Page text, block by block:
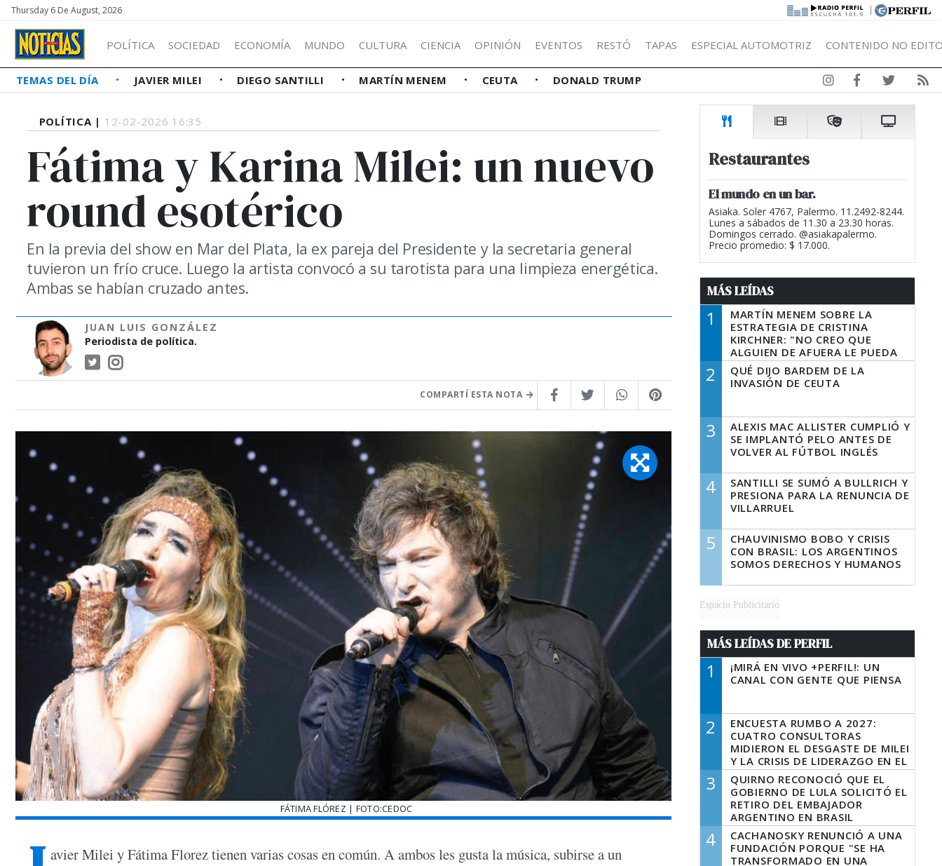
Thursday 6 De August, 2026 |
POLÍTICA SOCIEDAD ECONOMÍA MUNDO CULTURA CIENCIA OPINIÓN EVENTOS RESTÓ TAPAS ESPECIAL AUTOMOTRIZ CONTENIDO NO
TEMAS DEL DÍA JAVIER MILEI DIEGO SANTILLI MARTÍN MENEM CEUTA DONALD TRUMP
POLÍTICA | 12-02-2026 16:35
Fátima y Karina Milei: un nuevo
round esotérico
En la previa del show en Mar del Plata, la ex pareja del Presidente y la secretaria general
tuvieron un frío cruce. Luego la artista convocó a su tarotista para una limpieza energética.
Ambas se habían cruzado antes.
JUAN LUIS GONZÁLEZ
Periodista de política.
COMPARTÍ ESTA NOTA
FÁTIMA FLÓREZ | FOTO:CEDOC
avier Milei y Fátima Florez tienen varias cosas en común. A ambos les gusta la música, subirse a un
Restaurantes
El mundo en un bar.
Asiaka. Soler 4767, Palermo. 11.2492-8244.
Lunes a sábados de 11.30 a 23.30 horas.
Domingos cerrado. @asiakapalermo.
Precio promedio: $ 17.000.
MÁS LEÍDAS
1
MARTÍN MENEM SOBRE LA
ESTRATEGIA DE CRISTINA
KIRCHNER: "NO CREO QUE
ALGUIEN DE AFUERA LE PUEDA
DECIR A LA JUSTICIA LO QUE
TIENE QUE HACER"
2
QUÉ DIJO BARDEM DE LA
INVASIÓN DE CEUTA
3
ALEXIS MAC ALLISTER CUMPLIÓ Y
SE IMPLANTÓ PELO ANTES DE
VOLVER AL FÚTBOL INGLÉS
4
SANTILLI SE SUMÓ A BULLRICH Y
PRESIONA PARA LA RENUNCIA DE
VILLARRUEL
5
CHAUVINISMO BOBO Y CRISIS
CON BRASIL: LOS ARGENTINOS
SOMOS DERECHOS Y HUMANOS
Espacio Publicitario
MÁS LEÍDAS DE PERFIL
1
¡MIRÁ EN VIVO +PERFIL!: UN
CANAL CON GENTE QUE PIENSA
2
ENCUESTA RUMBO A 2027:
CUATRO CONSULTORAS
MIDIERON EL DESGASTE DE MILEI
Y LA CRISIS DE LIDERAZGO EN EL
PERONISMO
3
QUIRNO RECONOCIÓ QUE EL
GOBIERNO DE LULA SOLICITÓ EL
RETIRO DEL EMBAJADOR
ARGENTINO EN BRASIL
4
CACHANOSKY RENUNCIÓ A UNA
FUNDACIÓN PORQUE "SE HA
TRANSFORMADO EN UNA